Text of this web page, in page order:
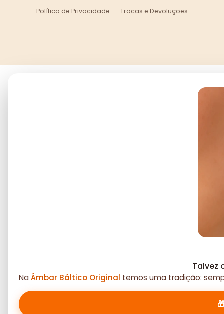
Política de Privacidade
Trocas e Devoluções
Talvez
NaÂmbar Báltico Original temos uma tradição: